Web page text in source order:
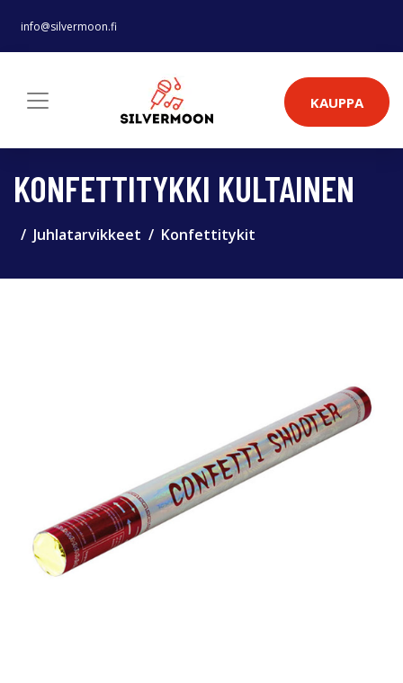
info@silvermoon.fi
KAUPPA
KONFETTITYKKI KULTAINEN
Juhlatarvikkeet Konfettitykit